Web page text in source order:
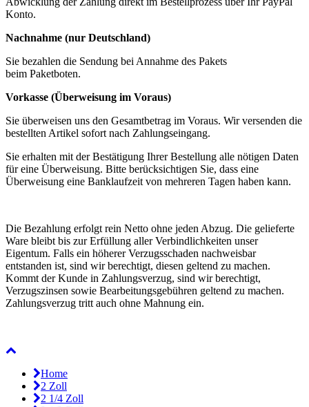
Konto.
Nachnahme (nur Deutschland)
Sie bezahlen die Sendung bei Annahme des Pakets
beim Paketboten.
Vorkasse (Überweisung im Voraus)
Sie überweisen uns den Gesamtbetrag im Voraus. Wir versenden die
bestellten Artikel sofort nach Zahlungseingang.
Sie erhalten mit der Bestätigung Ihrer Bestellung alle nötigen Daten
für eine Überweisung. Bitte berücksichtigen Sie, dass eine
Überweisung eine Banklaufzeit von mehreren Tagen haben kann.
Die Bezahlung erfolgt rein Netto ohne jeden Abzug. Die gelieferte
Ware bleibt bis zur Erfüllung aller Verbindlichkeiten unser
Eigentum. Falls ein höherer Verzugsschaden nachweisbar
entstanden ist, sind wir berechtigt, diesen geltend zu machen.
Kommt der Kunde in Zahlungsverzug, sind wir berechtigt,
Verzugszinsen sowie Bearbeitungsgebühren geltend zu machen.
Zahlungsverzug tritt auch ohne Mahnung ein.
Home
2 Zoll
2 1/4 Zoll